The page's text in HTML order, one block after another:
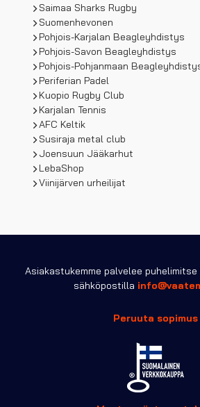
Saimaa Sharks Rugby
Suomenhevonen
Pohjois-Karjalan Beagleyhdistys
Pohjois-Savon Beagleyhdistys
Pohjois-Pohjanmaan
Periferian Padel
Kuopio Rugby Club
Karjalan Tennis
AFC Keltik
Susiraja metal club
Joensuun Jääkarhut
LebaShop
Viinijärven urheilijat
Asiakastukemme palvelee puhelimitse
sähköpostilla
Peruuta sopimus